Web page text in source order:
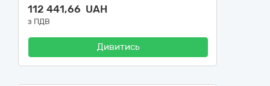
112 441,66 UAH
з ПДВ
Дивитись